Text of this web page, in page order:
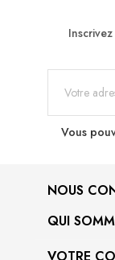
Vous
NOUS
QUI